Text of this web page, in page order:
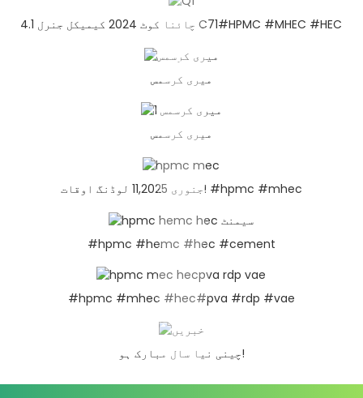
چائنا کوٹ 2024 کیمیکل جنرل 4.1 C71#HPMC #MHEC #HEC
میری کرسمس
میری کرسمس
جنوری 11,2025 لوڈنگ اوقات! #hpmc #mhec
#hpmc #hemc #hec #cement
#hpmc #mhec #hec#pva #rdp #vae
چینی نیا سال مبارک ہو!